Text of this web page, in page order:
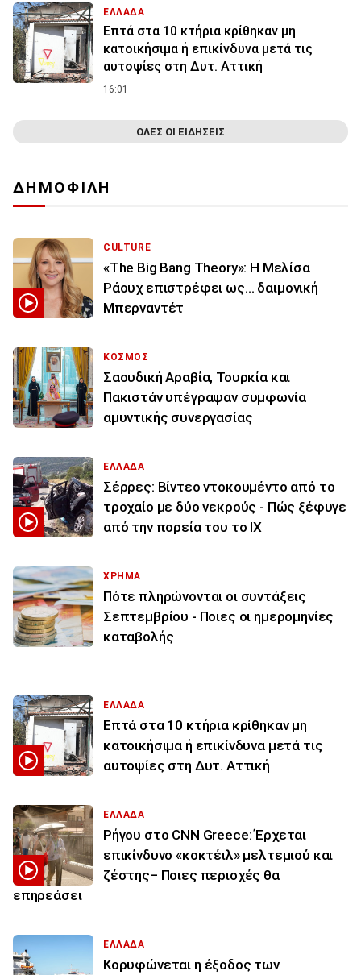
ΕΛΛΑΔΑ
Επτά στα 10 κτήρια κρίθηκαν μη
κατοικήσιμα ή επικίνδυνα μετά τις
αυτοψίες στη Δυτ. Αττική
16:01
ΟΛΕΣ ΟΙ ΕΙΔΗΣΕΙΣ
ΔΗΜΟΦΙΛΗ
CULTURE
«The Big Bang Theory»: Η Μελίσα
Ράουχ επιστρέφει ως… δαιμονική
Μπερναντέτ
ΚΟΣΜΟΣ
Σαουδική Αραβία, Τουρκία και
Πακιστάν υπέγραψαν συμφωνία
αμυντικής συνεργασίας
ΕΛΛΑΔΑ
Σέρρες: Βίντεο ντοκουμέντο από το
τροχαίο με δύο νεκρούς - Πώς ξέφυγε
από την πορεία του το ΙΧ
ΧΡΗΜΑ
Πότε πληρώνονται οι συντάξεις
Σεπτεμβρίου - Ποιες οι ημερομηνίες
καταβολής
ΕΛΛΑΔΑ
Επτά στα 10 κτήρια κρίθηκαν μη
κατοικήσιμα ή επικίνδυνα μετά τις
αυτοψίες στη Δυτ. Αττική
ΕΛΛΑΔΑ
Ρήγου στο CNN Greece: Έρχεται
επικίνδυνο «κοκτέιλ» μελτεμιού και
ζέστης– Ποιες περιοχές θα
επηρεάσει
ΕΛΛΑΔΑ
Κορυφώνεται η έξοδος των